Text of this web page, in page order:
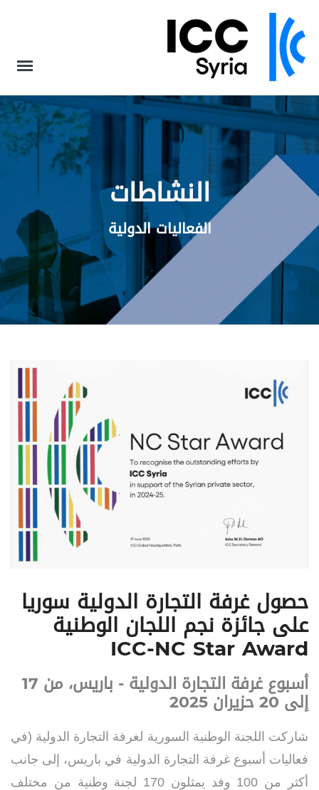
النشاطات
الفعاليات الدولية
حصول غرفة التجارة الدولية سوريا
على جائزة نجم اللجان الوطنية
ICC-NC Star Award
أسبوع غرفة التجارة الدولية - باريس، من 17
إلى 20 حزيران 2025
شاركت اللجنة الوطنية السورية لغرفة التجارة الدولية )في
فعاليات أسبوع غرفة التجارة الدولية في باريس، إلى جانب
أكثر من 100 وفد يمثلون 170 لجنة وطنية من مختلف